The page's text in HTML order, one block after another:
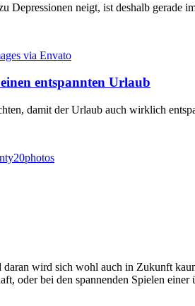
Depressionen neigt, ist deshalb gerade
entspannten Urlaub
damit der Urlaub auch wirklich
wird sich wohl auch in Zukunft
oder bei den spannenden Spielen